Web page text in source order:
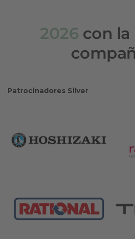
2026 con
Patrocinadores Silver